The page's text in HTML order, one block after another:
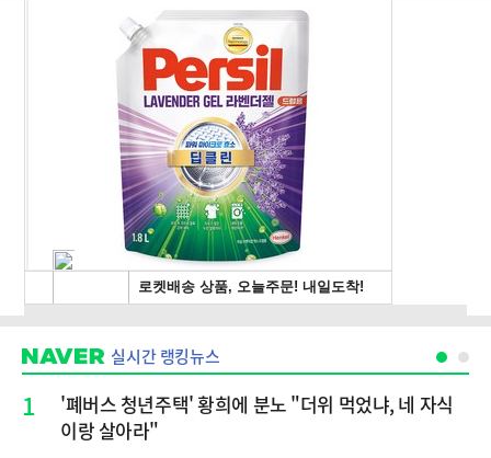
실시간 랭킹뉴스
1
'폐버스 청년주택' 황희에 분노 "더위 먹었냐, 네 자식
이랑 살아라"